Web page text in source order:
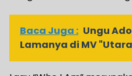
Baca Juga : Ungu
Lamanya di MV